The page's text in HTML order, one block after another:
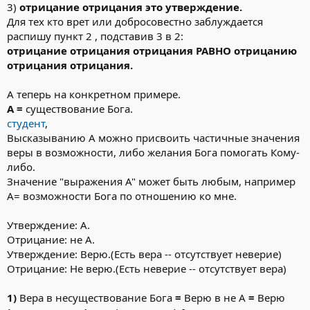
3) отрицание отрицания это утверждение.
Для тех кто врет или добросовестно заблуждается
распишу пункт 2 , подставив 3 в 2:
отрицание отрицания отрицания РАВНО отрицанию
отрицания отрицания.
А теперь на конкретном примере.
А = существование Бога.
студент,
Высказыванию А можно присвоить частичные значения
веры в возможности, либо желания Бога помогать Кому-
либо.
Значение "выражения А" может быть любым, например
А= возможности Бога по отношению ко мне.
Утверждение: А.
Отрицание: не А.
Утверждение: Верю.(Есть вера -- отсутствует неверие)
Отрицание: Не верю.(Есть неверие -- отсутствует вера)
1) Вера в несуществование Бога = Верю в не А = Верю